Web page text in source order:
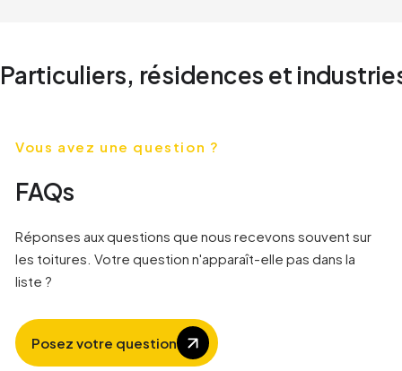
Particuliers, résidences et
Vous avez une question ?
FAQs
Réponses aux questions que nous recevons souvent sur
les toitures. Votre question n'apparaît-elle pas dans la
liste ?
Posez votre question